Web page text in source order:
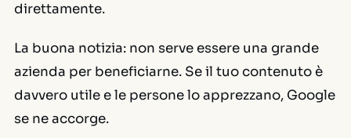
direttamente.
La buona notizia: non serve essere una grande
azienda per beneficiarne. Se il tuo contenuto è
davvero utile e le persone lo apprezzano, Google
se ne accorge.